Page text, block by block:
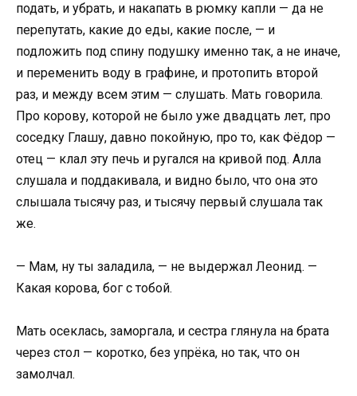
подать, и убрать, и накапать в рюмку капли — да не
перепутать, какие до еды, какие после, — и
подложить под спину подушку именно так, а не иначе,
и переменить воду в графине, и протопить второй
раз, и между всем этим — слушать. Мать говорила.
Про корову, которой не было уже двадцать лет, про
соседку Глашу, давно покойную, про то, как Фёдор —
отец — клал эту печь и ругался на кривой под. Алла
слушала и поддакивала, и видно было, что она это
слышала тысячу раз, и тысячу первый слушала так
же.
— Мам, ну ты заладила, — не выдержал Леонид. —
Какая корова, бог с тобой.
Мать осеклась, заморгала, и сестра глянула на брата
через стол — коротко, без упрёка, но так, что он
замолчал.